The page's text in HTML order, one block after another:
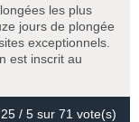
les plus
jours de plongée
exceptionnels.
est inscrit au
/ 5 sur 71 vote(s)